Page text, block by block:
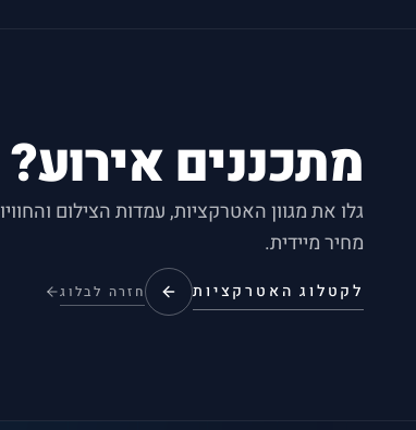
מתכננים אירוע?
מחיר מיידית.
לקטלוג האטרקציות חזרה לבלוג